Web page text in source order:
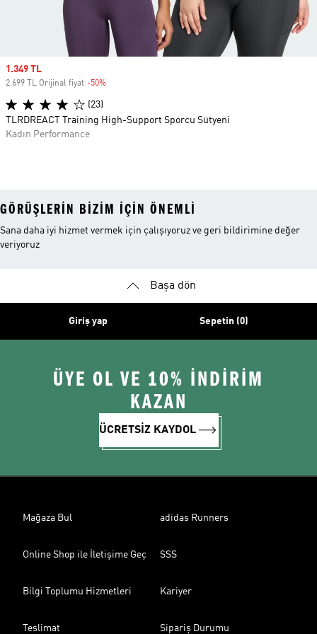
Sale price
1.349 TL
2.699 TL Orijinal fiyat -50%
(23)
TLRDREACT Training High-Support Sporcu Sütyeni
Kadın Performance
GÖRÜŞLERIN BIZIM IÇIN ÖNEMLI
Sana daha iyi hizmet vermek için çalışıyoruz ve geri bildirimine değer
veriyoruz
Başa dön
Giriş yap Sepetin (0)
ÜYE OL VE 10% İNDİRİM
KAZAN
ÜCRETSİZ KAYDOL
Mağaza Bul adidas Runners
Online Shop ile İletişime Geç SSS
Bilgi Toplumu Hizmetleri Kariyer
Teslimat Sipariş Durumu